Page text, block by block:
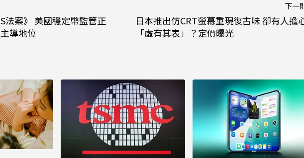
法案》 美國穩定幣監管正
導地位
下一
日本推出仿CRT螢幕重現復古味 卻有人擔
「虛有其表」？定價曝光